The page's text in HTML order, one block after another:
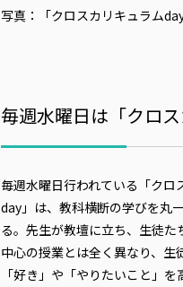
写真：「クロスカリキュラム
毎週水曜日は「クロス
毎週水曜日行われている「クロ
day」は、教科横断の学びを丸
る。先生が教壇に立ち、生徒た
中心の授業とは全く異なり、生
「好き」や「やりたいこと」を